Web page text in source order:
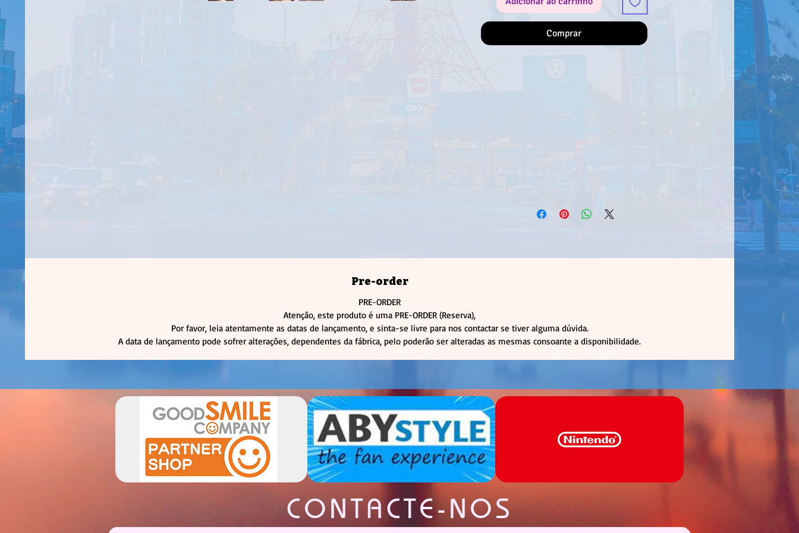
Comprar
Pre-order
PRE-ORDER
Atenção, este produto é uma PRE-ORDER (Reserva),
Por favor, leia atentamente as datas de lançamento, e sinta-se livre para nos contactar se tiver alguma dúvida.
A data de lançamento pode sofrer alterações, dependentes da fábrica, pelo poderão ser alteradas as mesmas consoante a disponibilidade.
CONTACTE-NOS